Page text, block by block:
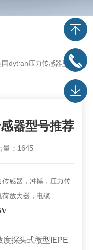
国dytran压力传感器型号推荐
器型号推荐
量：1645
传感器，冲锤，压力传
荷放大器，电缆
度探头式微型IEPE